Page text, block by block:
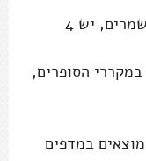
אם אתם רוצים להתפיח לחם בעזרת שמרים, יש 4
הסופרים,
במדפים